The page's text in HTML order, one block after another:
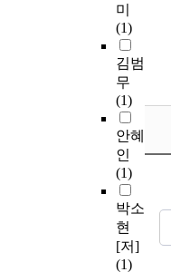
미
(1)
김범
무
(1)
안혜
인
(1)
박소
현
[저]
(1)